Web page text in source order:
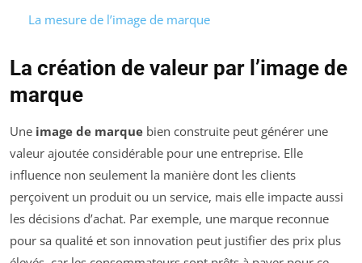
La mesure de l’image de marque
La création de valeur par l’image de
marque
Une image de marque bien construite peut générer une
valeur ajoutée considérable pour une entreprise. Elle
influence non seulement la manière dont les clients
perçoivent un produit ou un service, mais elle impacte aussi
les décisions d’achat. Par exemple, une marque reconnue
pour sa qualité et son innovation peut justifier des prix plus